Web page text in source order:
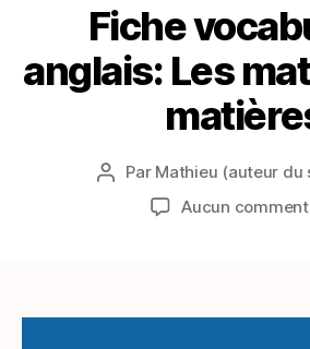
Fiche
anglais: Les
Auteur
l’article
Par Mathieu (auteur du
Aucun